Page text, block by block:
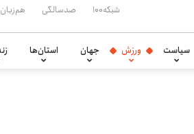
شبکه۱۰۰ صدسالگی هم‌زبان
سیاست ورزش جهان استان‌ها